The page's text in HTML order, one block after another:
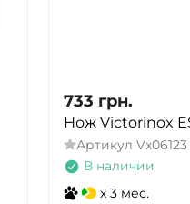
733 грн.
Нож Victorinox
Артикул Vx06123
В наличии
x 3 мес.